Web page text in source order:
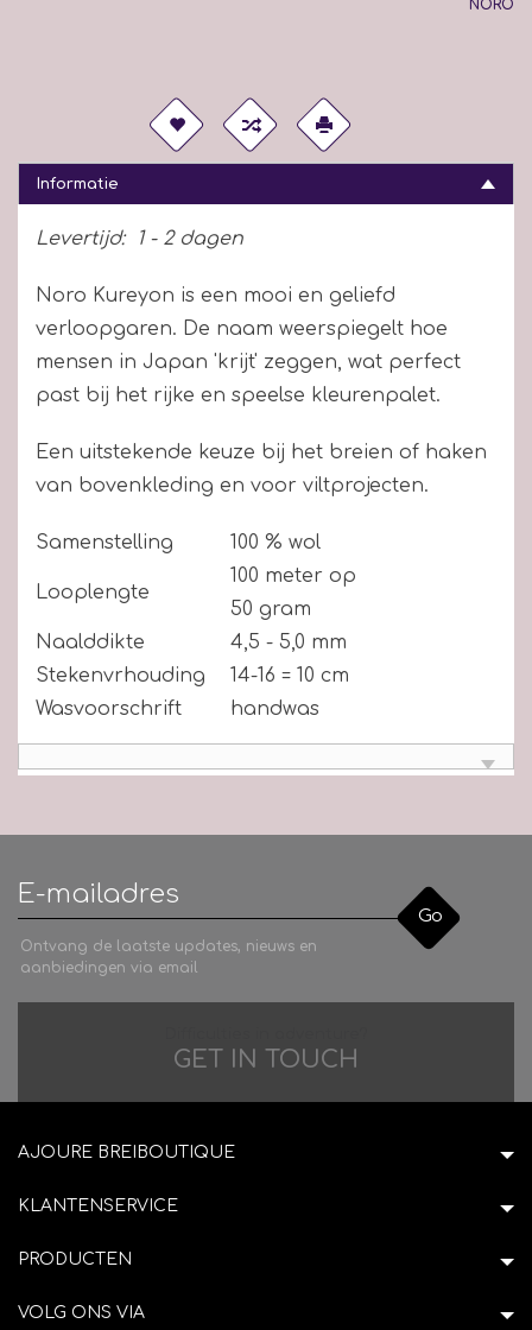
NORO
Informatie
Levertijd: 1 - 2 dagen
Noro Kureyon is een mooi en geliefd
verloopgaren. De naam weerspiegelt hoe
mensen in Japan 'krijt' zeggen, wat perfect
past bij het rijke en speelse kleurenpalet.
Een uitstekende keuze bij het breien of haken
van bovenkleding en voor viltprojecten.
Samenstelling 100 % wol
Looplengte
100 meter op
50 gram
Naalddikte
4,5 - 5,0 mm
Stekenvrhouding
14-16 = 10 cm
Wasvoorschrift
handwas
Go
Ontvang de laatste updates, nieuws en
aanbiedingen via email
GET IN TOUCH
AJOURE BREIBOUTIQUE
KLANTENSERVICE
PRODUCTEN
VOLG ONS VIA